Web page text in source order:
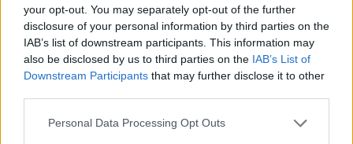
your opt-out. You may separately opt-out of the further
disclosure of your personal information by third parties on the
IAB’s list of downstream participants. This information may
also be disclosed by us to third parties on the IAB’s List of
Downstream Participants that may further disclose it to other
Personal Data Processing Opt Outs